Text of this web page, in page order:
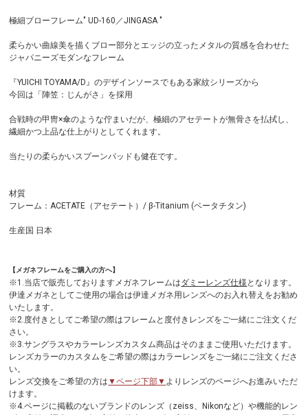
極細ブローフレーム" UD-160／JINGASA "
柔らかい曲線美を描くブロー部分とエッジの立ったメタルの質感を合わせた
ジャパニーズモダンなフレーム
『YUICHI TOYAMA/D』のデザインソースでもある家紋シリーズから
今回は「陣笠：じんがさ」を採用
合戦時の甲冑×傘のような佇まいだが、極細のアセテートが無骨さを払拭し、
繊細かつ上品な仕上がりとしてくれます。
当たりの柔らかいスプーンパッドも健在です。
材質
フレーム：ACETATE（アセテート）/ β-Titanium (ベータチタン)
生産国 日本
【メガネフレームをご購入の方へ】
※1.当店で販売しておりますメガネフレームはダミーレンズ仕様 となります。
伊達メガネとしてご使用の場合は伊達メガネ用レンズへのお入れ替えをお勧め
いたします。
※2.度付きとしてご希望の際はフレームと度付きレンズをご一緒にご注文くだ
さい。
※3.サングラスやカラーレンズカスタム商品はそのままご使用いただけます。
レンズカラーのカスタムをご希望の際はカラーレンズをご一緒にご注文くださ
い。
レンズ交換をご希望の方は ▼ページ下部▼ よりレンズのページへお進みいただ
けます。
※4.ページに掲載のないブランドのレンズ（zeiss、Nikonなど）や機能的レン